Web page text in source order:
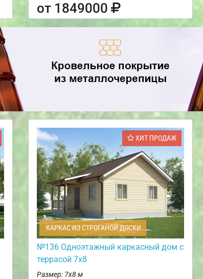
от 1849000
ХИТ ПРОДАЖ
КАРКАС ИЗ СТРОГАНОЙ ДОСКИ
№136 Одноэтажный каркасный дом с
террасой 7х8
Размер: 7х8 м